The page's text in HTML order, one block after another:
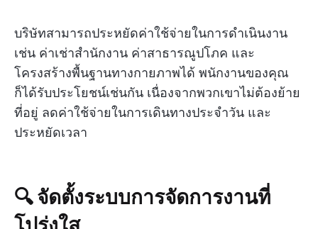
บริษัทสามารถประหยัดค่าใช้จ่ายในการดำเนินงาน
เช่น ค่าเช่าสำนักงาน ค่าสาธารณูปโภค และ
โครงสร้างพื้นฐานทางกายภาพได้ พนักงานของคุณ
ก็ได้รับประโยชน์เช่นกัน เนื่องจากพวกเขาไม่ต้องย้าย
ที่อยู่ ลดค่าใช้จ่ายในการเดินทางประจำวัน และ
ประหยัดเวลา
🔍 จัดตั้งระบบการจัดการงานที่
โปร่งใส